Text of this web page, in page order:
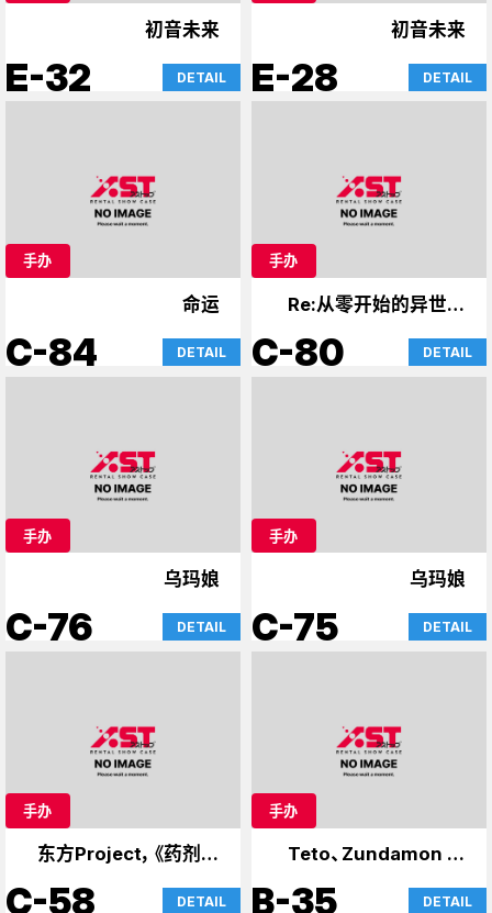
初音未来
E-32 DETAIL
初音未来
E-28 DETAIL
手办
命运
C-84 DETAIL
手办
Re:从零开始的异世界
生活
C-80 DETAIL
手办
乌玛娘
C-76 DETAIL
手办
乌玛娘
C-75 DETAIL
手办
东方Project，《药剂师
日记》
C-58 DETAIL
手办
Teto、Zundamon 和
Yukari
B-35 DETAIL